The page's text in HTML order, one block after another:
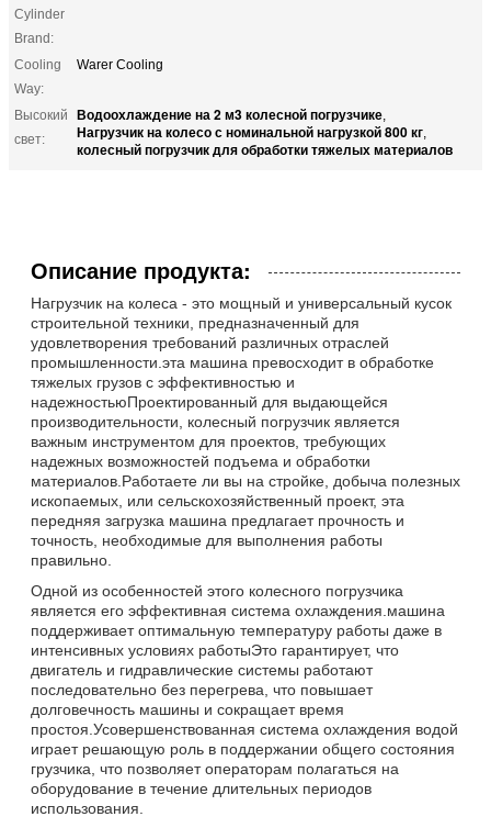
Cylinder
Brand:
Cooling
Way:
Warer Cooling
Высокий
свет:
Водоохлаждение на 2 м3 колесной погрузчике,
Нагрузчик на колесо с номинальной нагрузкой 800 кг,
колесный погрузчик для обработки тяжелых материалов
Описание продукта:
Нагрузчик на колеса - это мощный и универсальный кусок
строительной техники, предназначенный для
удовлетворения требований различных отраслей
промышленности.эта машина превосходит в обработке
тяжелых грузов с эффективностью и
надежностьюПроектированный для выдающейся
производительности, колесный погрузчик является
важным инструментом для проектов, требующих
надежных возможностей подъема и обработки
материалов.Работаете ли вы на стройке, добыча полезных
ископаемых, или сельскохозяйственный проект, эта
передняя загрузка машина предлагает прочность и
точность, необходимые для выполнения работы
правильно.
Одной из особенностей этого колесного погрузчика
является его эффективная система охлаждения.машина
поддерживает оптимальную температуру работы даже в
интенсивных условиях работыЭто гарантирует, что
двигатель и гидравлические системы работают
последовательно без перегрева, что повышает
долговечность машины и сокращает время
простоя.Усовершенствованная система охлаждения водой
играет решающую роль в поддержании общего состояния
грузчика, что позволяет операторам полагаться на
оборудование в течение длительных периодов
использования.